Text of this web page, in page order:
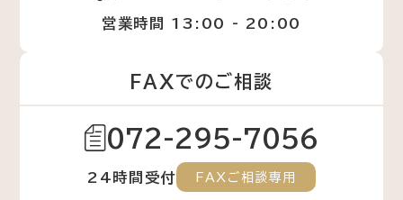
営業時間 13:00 - 20:00
FAXでのご相談
072-295-7056
24時間受付 FAXご相談専用